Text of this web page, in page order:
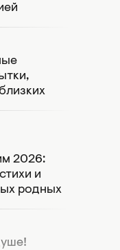
2026:
и
родных